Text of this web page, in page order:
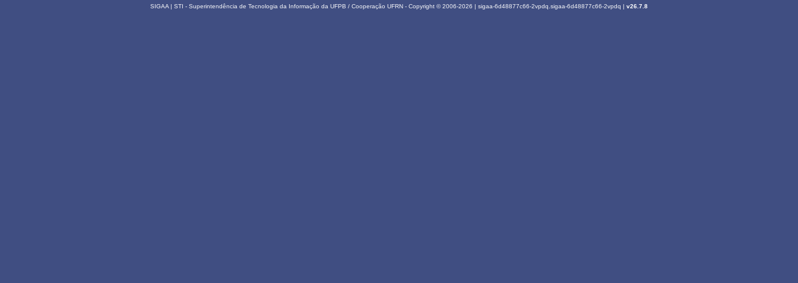
SIGAA | STI - Superintendência de Tecnologia da Informação da UFPB / Cooperação UFRN - Copyright © 2006-2026 | sigaa-6d48877c66-2vpdq.sigaa-6d48877c66-2vpdq | v26.7.8